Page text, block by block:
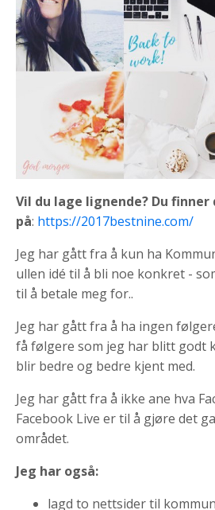
Vil du lage lignende? Du finner
på: https://2017bestnine.com/
Jeg har gått fra å kun ha
ullen idé til å bli noe konkret -
til å betale meg for..
Jeg har gått fra å ha ingen
få følgere som jeg har blitt godt
blir bedre og bedre kjent med.
Jeg har gått fra å ikke ane hva
Facebook Live er til å gjøre det
området.
Jeg har også:
lagd to nettsider til